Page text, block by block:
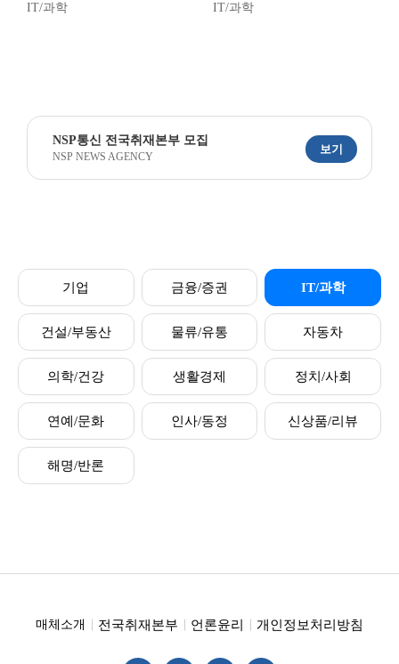
IT/과학 IT/과학
NSP통신 전국취재본부 모집
NSP NEWS AGENCY
보기
기업 금융/증권 IT/과학
건설/부동산 물류/유통 자동차
의학/건강 생활경제 정치/사회
연예/문화 인사/동정 신상품/리뷰
해명/반론
매체소개 전국취재본부 언론윤리 개인정보처리방침